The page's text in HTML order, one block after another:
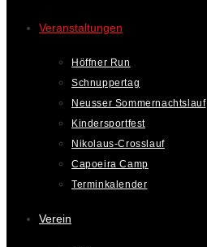
Veranstaltungen
Höffner Run
Schnuppertag
Neusser Sommernachtslauf
Kindersportfest
Nikolaus-Crosslauf
Capoeira Camp
Terminkalender
Verein